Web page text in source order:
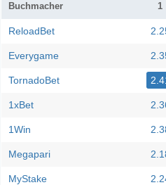
Buchmacher 1
ReloadBet
Everygame
TornadoBet
1xBet
1Win
Megapari
MyStake